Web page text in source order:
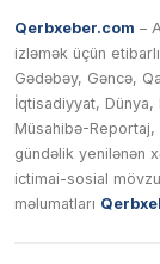
Qerbxeber.com –
izləmək üçün
Gədəbəy, Gəncə,
İqtisadiyyat, Dünya,
Müsahibə-
gündəlik yenilənən
ictimai-sosial
məlumatları